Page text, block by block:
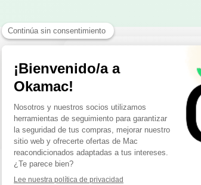
Related Products
10€ FREE
FIRST
Sign up to receive